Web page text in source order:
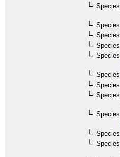
Species
Species
Species
Species
Species
Species
Species
Species
Species
Species
Species